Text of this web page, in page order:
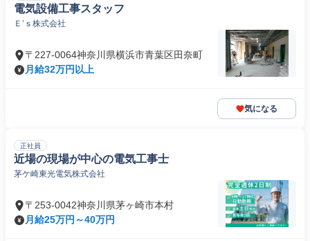
電気設備工事スタッフ
Ｅ’ｓ株式会社
〒227-0064神奈川県横浜市青葉区田奈町
月給32万円以上
気になる
正社員
近場の現場が中心の電気工事士
茅ケ崎東光電気株式会社
〒253-0042神奈川県茅ヶ崎市本村
月給25万円～40万円